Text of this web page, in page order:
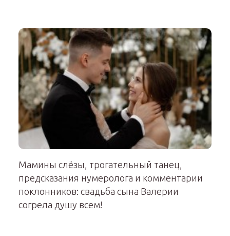
Мамины слёзы, трогательный танец,
предсказания нумеролога и комментарии
поклонников: свадьба сына Валерии
согрела душу всем!